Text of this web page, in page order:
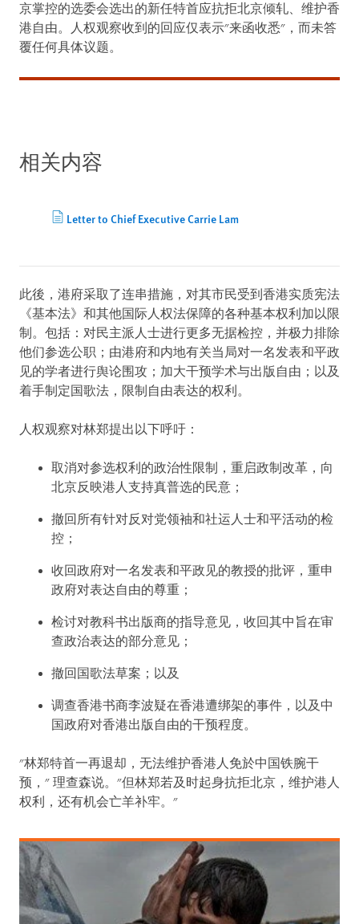
京掌控的选委会选出的新任特首应抗拒北京倾轧、维护香
港自由。人权观察收到的回应仅表示"来函收悉"，而未答
覆任何具体议题。
相关内容
Letter to Chief Executive Carrie Lam
此後，港府采取了连串措施，对其市民受到香港实质宪法
《基本法》和其他国际人权法保障的各种基本权利加以限
制。包括：对民主派人士进行更多无据检控，并极力排除
他们参选公职；由港府和内地有关当局对一名发表和平政
见的学者进行舆论围攻；加大干预学术与出版自由；以及
着手制定国歌法，限制自由表达的权利。
人权观察对林郑提出以下呼吁：
取消对参选权利的政治性限制，重启政制改革，向
北京反映港人支持真普选的民意；
撤回所有针对反对党领袖和社运人士和平活动的检
控；
收回政府对一名发表和平政见的教授的批评，重申
政府对表达自由的尊重；
检讨对教科书出版商的指导意见，收回其中旨在审
查政治表达的部分意见；
撤回国歌法草案；以及
调查香港书商李波疑在香港遭绑架的事件，以及中
国政府对香港出版自由的干预程度。
"林郑特首一再退却，无法维护香港人免於中国铁腕干
预，" 理查森说。"但林郑若及时起身抗拒北京，维护港人
权利，还有机会亡羊补牢。"